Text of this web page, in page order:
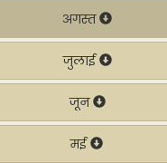
अगस्त
जुलाई
जून
मई